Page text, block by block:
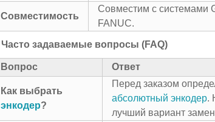
Совместимость
Совместим с системами
FANUC.
Часто задаваемые вопросы (FAQ)
Вопрос Ответ
Как выбрать
энкодер?
Перед заказом
абсолютный энкодер.
лучший вариант